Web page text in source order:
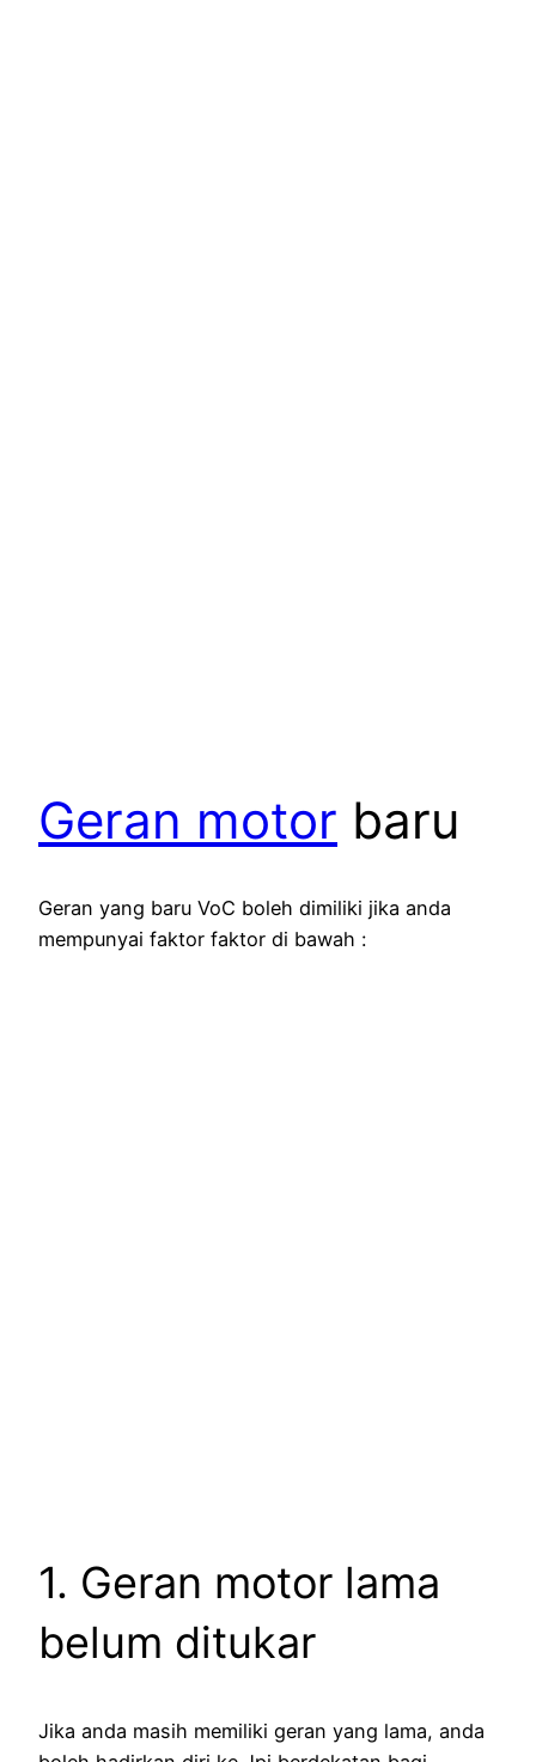
Geran motor baru
Geran yang baru VoC boleh dimiliki jika anda
mempunyai faktor faktor di bawah :
1. Geran motor lama
belum ditukar
Jika anda masih memiliki geran yang lama, anda